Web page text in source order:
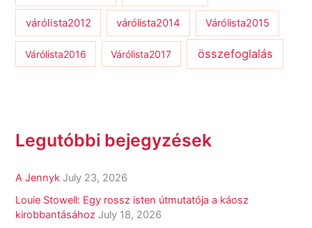
várólista2012 várólista2014 Várólista2015
Várólista2016 Várólista2017 összefoglalás
Legutóbbi bejegyzések
A Jennyk July 23, 2026
Louie Stowell: Egy ​rossz isten útmutatója a káosz
kirobbantásához July 18, 2026